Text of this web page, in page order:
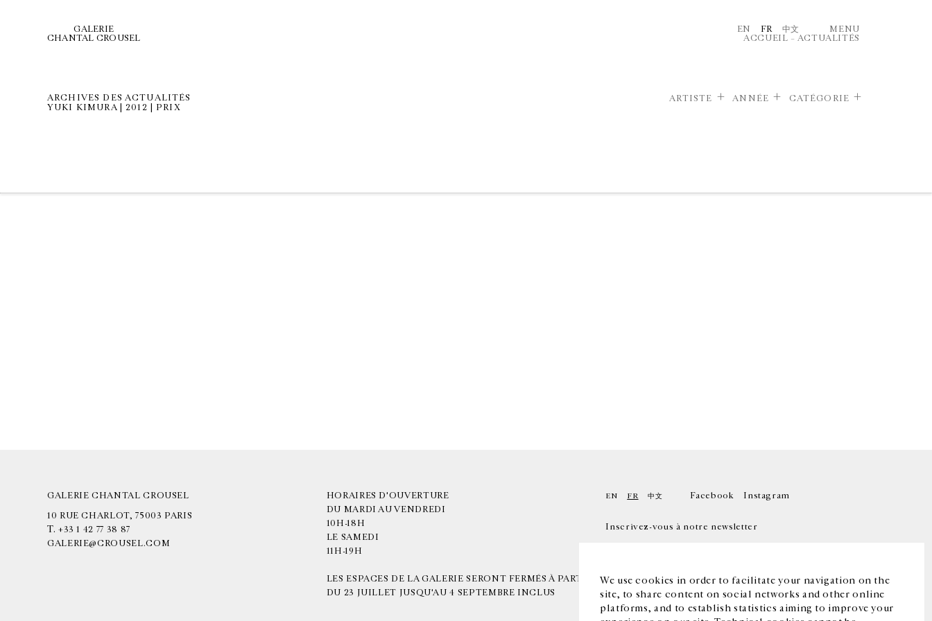
We use cookies in order to facilitate your navigation on the
site, to share content on social networks and other online
platforms, and to establish statistics aiming to improve your
GALERIE
CHANTAL CROUSEL
EN FR 中文
MENU
ACCUEIL – ACTUALITÉS
ARCHIVES DES ACTUALITÉS
YUKI KIMURA | 2012 | PRIX
ARTISTE ANNÉE CATÉGORIE
GALERIE CHANTAL CROUSEL
10 RUE CHARLOT, 75003 PARIS
T. +33 1 42 77 38 87
GALERIE@CROUSEL.COM
HORAIRES D'OUVERTURE
DU MARDI AU VENDREDI
10H-18H
LE SAMEDI
11H-19H
LES ESPACES DE LA GALERIE SERONT FERMÉS À PARTIR
DU 23 JUILLET JUSQU'AU 4 SEPTEMBRE INCLUS
EN FR 中文 Facebook Instagram
Inscrivez-vous à notre newsletter